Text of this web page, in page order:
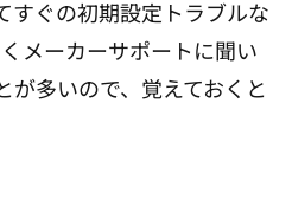
すぐの初期設定トラブルな
メーカーサポートに聞い
が多いので、覚えておくと